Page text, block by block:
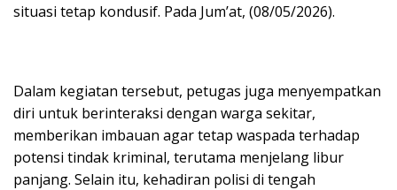
situasi tetap kondusif. Pada Jum’at, (08/05/2026).
Dalam kegiatan tersebut, petugas juga menyempatkan
diri untuk berinteraksi dengan warga sekitar,
memberikan imbauan agar tetap waspada terhadap
potensi tindak kriminal, terutama menjelang libur
panjang. Selain itu, kehadiran polisi di tengah